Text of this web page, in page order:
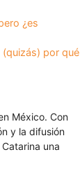
¿es
(quizás) por qué
México. Con
y la difusión
una